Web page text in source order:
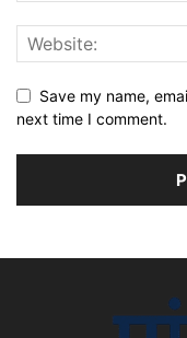
Save my name,
next time I comment.